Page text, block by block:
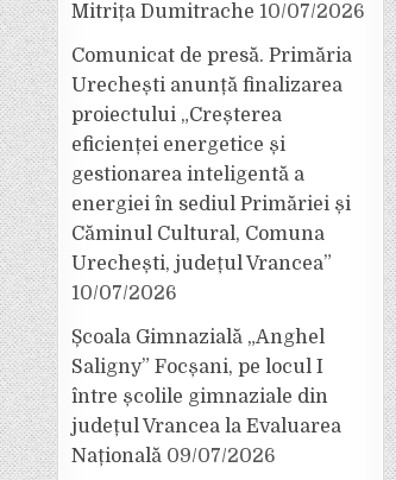
Mitrița Dumitrache 10/07/2026
Comunicat de presă. Primăria
Urechești anunță finalizarea
proiectului „Creșterea
eficienței energetice și
gestionarea inteligentă a
energiei în sediul Primăriei și
Căminul Cultural, Comuna
Urechești, județul Vrancea”
10/07/2026
Școala Gimnazială „Anghel
Saligny” Focșani, pe locul I
între școlile gimnaziale din
județul Vrancea la Evaluarea
Națională 09/07/2026